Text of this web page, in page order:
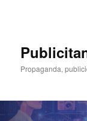
principal
secundário
Propaganda,